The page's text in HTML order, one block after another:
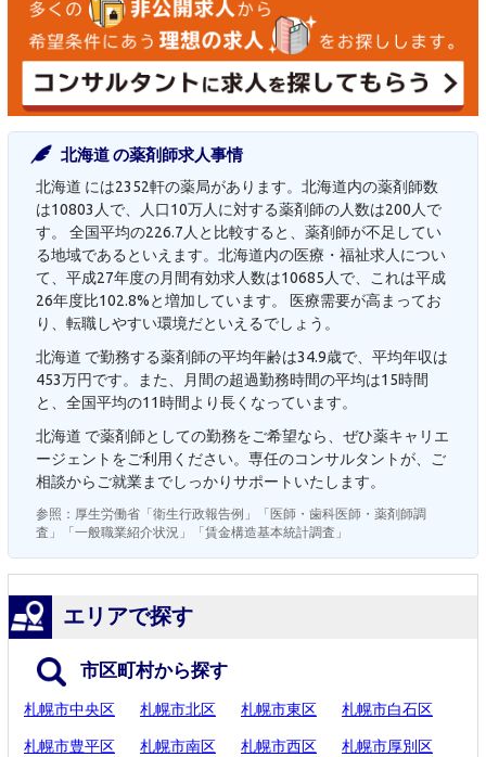
北海道 の薬剤師求人事情
北海道 には2352軒の薬局があります。北海道内の薬剤師数
は10803人で、人口10万人に対する薬剤師の人数は200人で
す。 全国平均の226.7人と比較すると、薬剤師が不足してい
る地域であるといえます。北海道内の医療・福祉求人につい
て、平成27年度の月間有効求人数は10685人で、これは平成
26年度比102.8%と増加しています。 医療需要が高まってお
り、転職しやすい環境だといえるでしょう。
北海道 で勤務する薬剤師の平均年齢は34.9歳で、平均年収は
453万円です。また、月間の超過勤務時間の平均は15時間
と、全国平均の11時間より長くなっています。
北海道 で薬剤師としての勤務をご希望なら、ぜひ薬キャリエ
ージェントをご利用ください。専任のコンサルタントが、ご
相談からご就業までしっかりサポートいたします。
参照：厚生労働省「衛生行政報告例」「医師・歯科医師・薬剤師調
査」「一般職業紹介状況」「賃金構造基本統計調査」
エリアで探す
市区町村から探す
札幌市中央区 札幌市北区 札幌市東区 札幌市白石区
札幌市豊平区 札幌市南区 札幌市西区 札幌市厚別区